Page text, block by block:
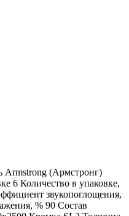
Armstrong (Армстронг)
6 Количество в упаковке,
звукопоглощения,
% 90 Состав